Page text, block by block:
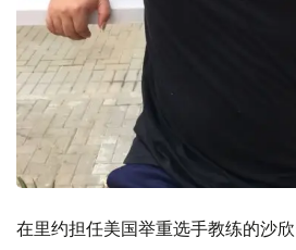
在里约担任美国举重选手教练的沙